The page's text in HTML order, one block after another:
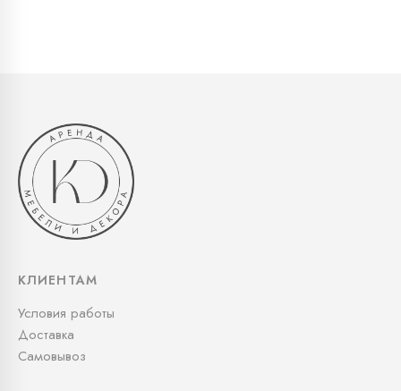
КЛИЕНТАМ
Условия работы
Доставка
Самовывоз